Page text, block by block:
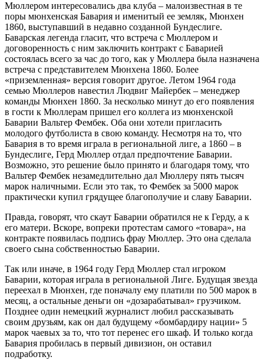
Мюллером интересовались два клуба – малоизвестная в те
поры мюнхенская Бавария и именитый ее земляк, Мюнхен
1860, выступавший в недавно созданной Бундеслиге.
Баварская легенда гласит, что встреча с Мюллером и
договоренность с ним заключить контракт с Баварией
состоялась всего за час до того, как у Мюллера была назначена
встреча с представителем Мюнхена 1860. Более
«приземленная» версия говорит другое. Летом 1964 года
семью Мюллеров навестил Людвиг Майербек – менеджер
команды Мюнхен 1860. За несколько минут до его появления
в гости к Мюллерам пришел его коллега из мюнхенской
Баварии Вальтер Фембек. Оба они хотели пригласить
молодого футболиста в свою команду. Несмотря на то, что
Бавария в то время играла в региональной лиге, а 1860 – в
Бундеслиге, Герд Мюллер отдал предпочтение Баварии.
Возможно, это решение было принято и благодаря тому, что
Вальтер Фембек незамедлительно дал Мюллеру пять тысяч
марок наличными. Если это так, то Фембек за 5000 марок
практически купил грядущее благополучие и славу Баварии.
Правда, говорят, что скаут Баварии обратился не к Герду, а к
его матери. Вскоре, вопреки протестам самого «товара», на
контракте появилась подпись фрау Мюллер. Это она сделала
своего сына собственностью Баварии.
Так или иначе, в 1964 году Герд Мюллер стал игроком
Баварии, которая играла в региональной Лиге. Будущая звезда
переехал в Мюнхен, где поначалу ему платили по 500 марок в
месяц, а остальные деньги он «дозарабатывал» грузчиком.
Позднее один немецкий журналист любил рассказывать
своим друзьям, как он дал будущему «бомбардиру нации» 5
марок чаевых за то, что тот перенес его шкаф. И только когда
Бавария пробилась в первый дивизион, он оставил
подработку.